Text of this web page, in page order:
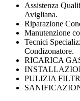
Assistenza
Avigliana.
Riparazione
Manutenzione
Tecnici
Condizonatore.
RICARICA
PULIZIA